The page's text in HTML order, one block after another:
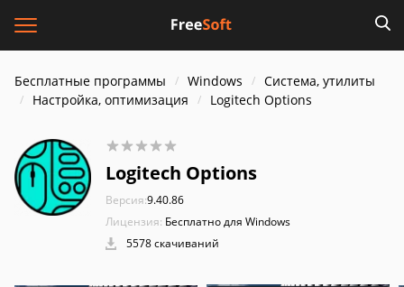
Бесплатные программы Windows
Система, утилиты
Настройка, оптимизация
Logitech Options
Logitech Options
Версия:9.40.86
Лицензия: Бесплатно для Windows
5578 скачиваний